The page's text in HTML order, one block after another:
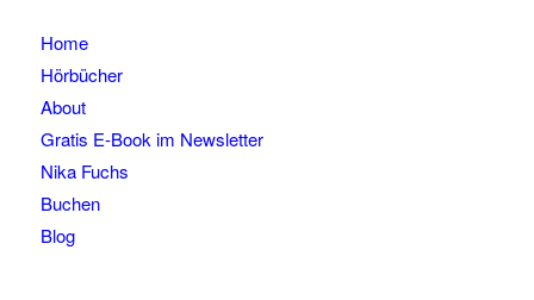
Home
Hörbücher
About
Gratis E-Book im Newsletter
Nika Fuchs
Buchen
Blog